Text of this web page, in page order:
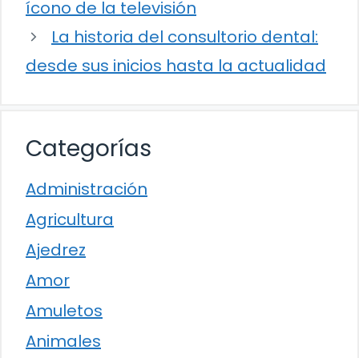
ícono de la televisión
La historia del consultorio dental:
desde sus inicios hasta la actualidad
Categorías
Administración
Agricultura
Ajedrez
Amor
Amuletos
Animales